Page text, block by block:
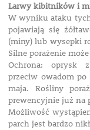
Larwy kibitników i
W wyniku ataku
pojawiają się
(miny) lub wysepki
Silne porażenie
Ochrona: oprysk
przeciw owadom
maja. Rośliny
prewencyjnie już na
Możliwość
parch jest bardzo